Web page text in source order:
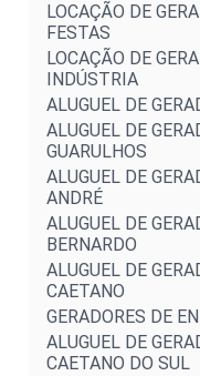
LOCAÇÃO DE
FESTAS
LOCAÇÃO DE
INDÚSTRIA
ALUGUEL DE
ALUGUEL DE
GUARULHOS
ALUGUEL DE
ANDRÉ
ALUGUEL DE
BERNARDO
ALUGUEL DE
CAETANO
GERADORES DE
ALUGUEL DE
CAETANO DO SUL